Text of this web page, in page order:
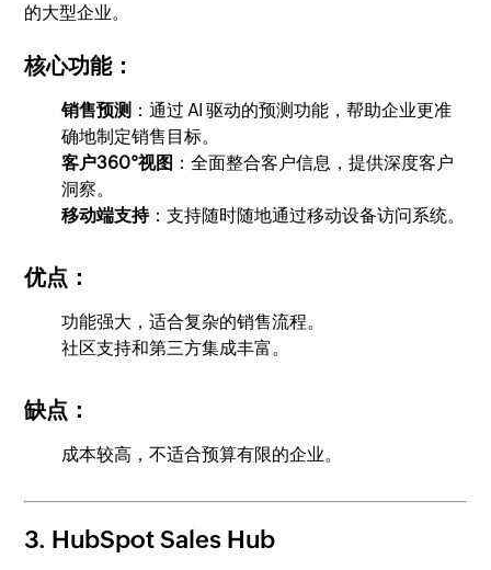
的大型企业。
核心功能：
销售预测 ：通过 AI 驱动的预测功能，帮助企业更准
确地制定销售目标。
客户360°视图 ：全面整合客户信息，提供深度客户
洞察。
移动端支持：支持随时随地通过移动设备访问系统。
优点：
功能强大，适合复杂的销售流程。
社区支持和第三方集成丰富。
缺点：
成本较高，不适合预算有限的企业。
3. HubSpot Sales Hub